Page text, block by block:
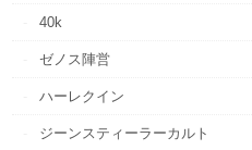
40k
ゼノス陣営
ハーレクイン
ジーンスティーラーカルト